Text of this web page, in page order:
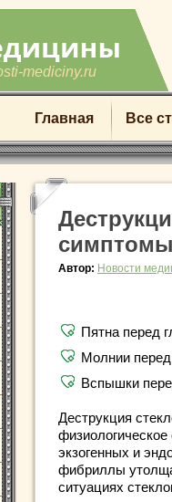
mediciny.ru
Главная Все
Автор: Новости
Пятна перед
Молнии перед
Вспышки
Деструкция
физиологическое
экзогенных и
фибриллы
ситуациях